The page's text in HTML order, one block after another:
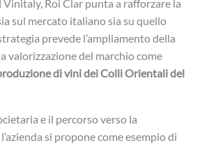
Vinitaly, Roi Clar punta a rafforzare la
sul mercato italiano sia su quello
prevede l’ampliamento della
valorizzazione del marchio come
di vini dei Colli Orientali del
e il percorso verso la
si propone come esempio di